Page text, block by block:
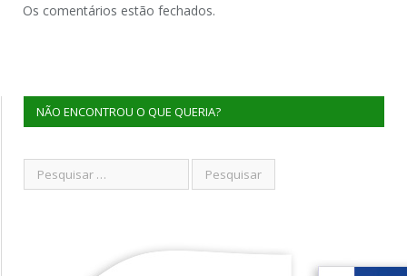
Os comentários estão fechados.
NÃO ENCONTROU O QUE QUERIA?